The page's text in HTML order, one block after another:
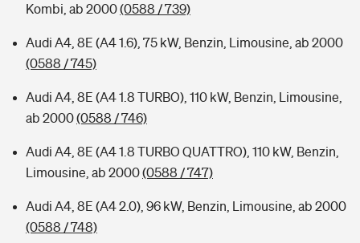
Kombi, ab 2000(0588 / 739)
Audi A4, 8E (A4 1.6), 75 kW, Benzin, Limousine, ab 2000
(0588 / 745)
Audi A4, 8E (A4 1.8 TURBO), 110 kW, Benzin, Limousine,
ab 2000(0588 / 746)
Audi A4, 8E (A4 1.8 TURBO QUATTRO), 110 kW, Benzin,
Limousine, ab 2000(0588 / 747)
Audi A4, 8E (A4 2.0), 96 kW, Benzin, Limousine, ab 2000
(0588 / 748)